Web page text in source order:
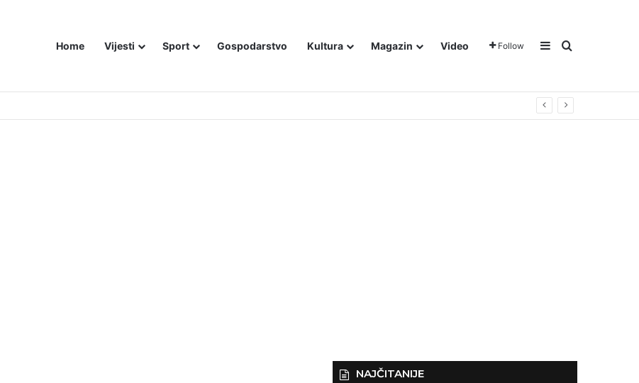
Home Vijesti Sport Gospodarstvo Kultura Magazin Video Follow Sidebar
Traži
NAJČITANIJE